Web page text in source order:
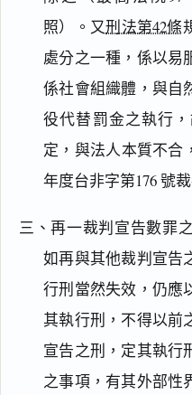
照）。又刑法第42條
處分之一種，係以易
係社會組織體，與自
役代替罰金之執行
定，與法人本質不合
年度台非字第176 號
三、再一裁判宣告數罪
如再與其他裁判宣告
行刑當然失效，仍應
其執行刑，不得以前
宣告之刑，定其執行
之事項，有其外部性